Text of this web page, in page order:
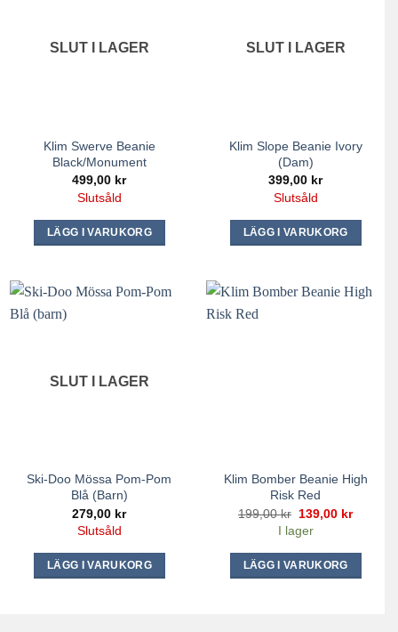
SLUT I LAGER
Klim Swerve Beanie
Black/Monument
499,00 kr
Slutsåld
LÄGG I VARUKORG
SLUT I LAGER
Klim Slope Beanie Ivory
(dam)
399,00 kr
Slutsåld
LÄGG I VARUKORG
SLUT I LAGER
Ski-Doo Mössa Pom-Pom
Blå (barn)
279,00 kr
Slutsåld
LÄGG I VARUKORG
Klim Bomber Beanie High
Risk Red
199,00kr Det
priset
var:
199,00 kr.
139,00 krDet
är:
I lager
LÄGG I VARUKORG